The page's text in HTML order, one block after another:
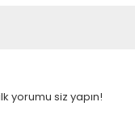
yorumu siz yapın!